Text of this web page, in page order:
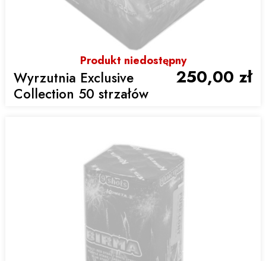
Produkt niedostępny
Wyrzutnia Exclusive
Collection 50 strzałów
250,00 zł